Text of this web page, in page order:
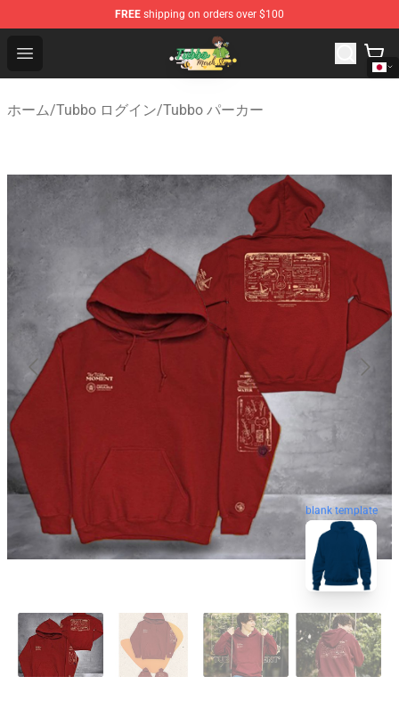
FREE shipping on orders over $100
Open menu
Tubbo Store - Official Tubbo Merchandise Shop
ホーム/Tubbo ログイン/Tubbo パーカー
blank template